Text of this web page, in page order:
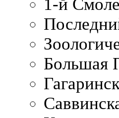
1-й
Большая